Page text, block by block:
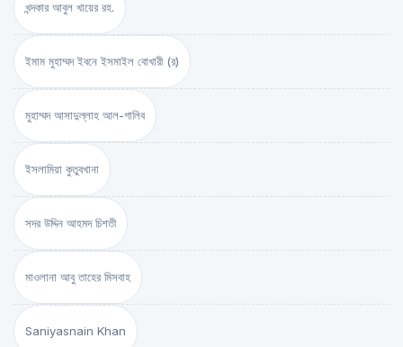
খন্দকার আবুল খায়ের রহ.
ইমাম মুহাম্মদ ইবনে ইসমাইল বোখারী (র)
মুহাম্মদ আসাদুল্লাহ আল-গালিব
ইসলামিয়া কুতুবখানা
সদর উদ্দিন আহমদ চিশতী
মাওলানা আবু তাহের মিসবাহ
Saniyasnain Khan